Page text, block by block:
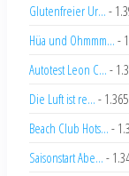
Glutenfreier Ur... -
Hüa und Ohmmm... -
Autotest Leon C... -
Die Luft ist re... -
Beach Club Hots... -
Saisonstart Abe... -